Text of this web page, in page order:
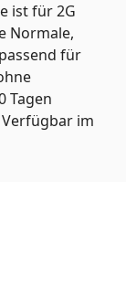
ist für 2G
Normale,
für
Tagen
im